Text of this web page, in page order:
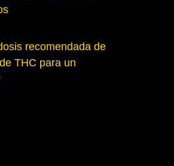
recomendada de
THC para un